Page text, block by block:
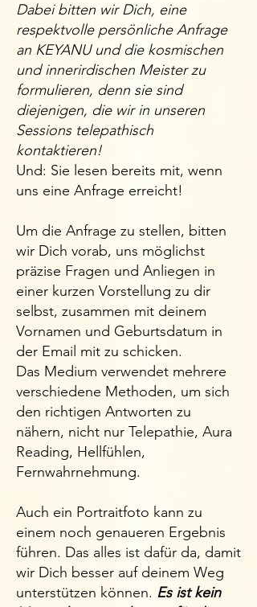
Dabei bitten wir Dich, eine
respektvolle persönliche Anfrage
an KEYANU und die kosmischen
und innerirdischen Meister zu
formulieren, denn sie sind
diejenigen, die wir in unseren
Sessions telepathisch
kontaktieren!
Und: Sie lesen bereits mit, wenn
uns eine Anfrage erreicht!
Um die Anfrage zu stellen, bitten
wir Dich vorab, uns möglichst
präzise Fragen und Anliegen in
einer kurzen Vorstellung zu dir
selbst, zusammen mit deinem
Vornamen und Geburtsdatum in
der Email mit zu schicken.
Das Medium verwendet mehrere
verschiedene Methoden, um sich
den richtigen Antworten zu
nähern, nicht nur Telepathie, Aura
Reading, Hellfühlen,
Fernwahrnehmung.
Auch ein Portraitfoto kann zu
einem noch genaueren Ergebnis
führen. Das alles ist dafür da, damit
wir Dich besser auf deinem Weg
unterstützen können. Es ist kein